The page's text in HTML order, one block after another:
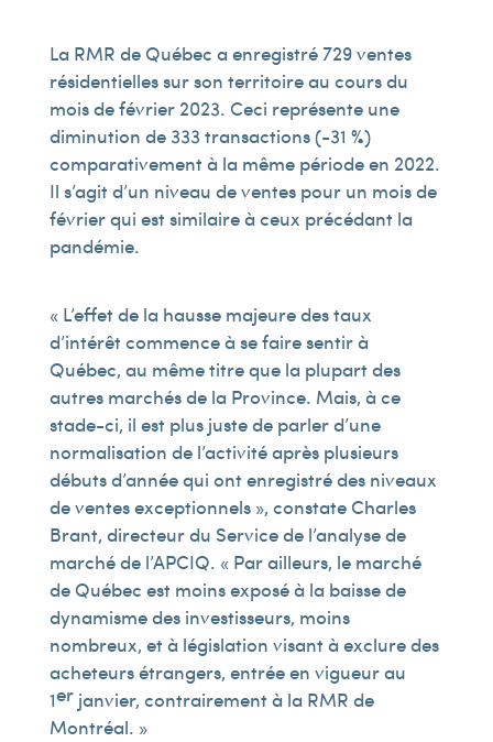
La RMR de Québec a enregistré 729 ventes
résidentielles sur son territoire au cours du
mois de février 2023. Ceci représente une
diminution de 333 transactions (-31 %)
comparativement à la même période en 2022.
Il s’agit d’un niveau de ventes pour un mois de
février qui est similaire à ceux précédant la
pandémie.
« L’effet de la hausse majeure des taux
d’intérêt commence à se faire sentir à
Québec, au même titre que la plupart des
autres marchés de la Province. Mais, à ce
stade-ci, il est plus juste de parler d’une
normalisation de l’activité après plusieurs
débuts d’année qui ont enregistré des niveaux
de ventes exceptionnels », constate Charles
Brant, directeur du Service de l’analyse de
marché de l’APCIQ. « Par ailleurs, le marché
de Québec est moins exposé à la baisse de
dynamisme des investisseurs, moins
nombreux, et à législation visant à exclure des
acheteurs étrangers, entrée en vigueur au
1erjanvier, contrairement à la RMR de
Montréal. »